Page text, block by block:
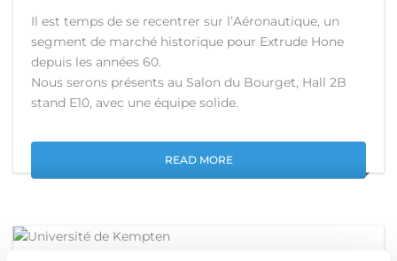
Il est temps de se recentrer sur l’Aéronautique, un
segment de marché historique pour Extrude Hone
depuis les années 60.
Nous serons présents au Salon du Bourget, Hall 2B
stand E10, avec une équipe solide.
READ MORE